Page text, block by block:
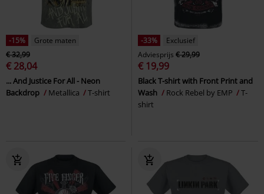
-15%
Grote maten
€ 32,99
€ 28,04
... And Justice For All - Neon
Backdrop
Metallica T-shirt
-33%
Exclusief
Adviesprijs € 29,99
€ 19,99
Black T-shirt with Front Print and
Wash
Rock Rebel by EMP
T-
shirt